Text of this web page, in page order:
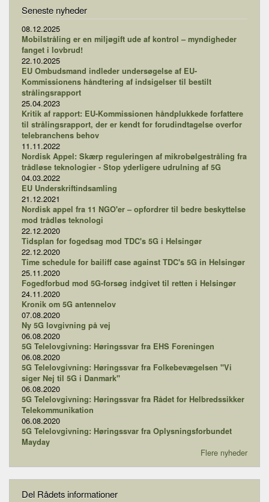
Seneste nyheder
08.12.2025
Mobilstråling er en miljøgift ude af kontrol – myndigheder
fanget i lovbrud!
22.10.2025
EU Ombudsmand indleder undersøgelse af EU-
Kommissionens håndtering af indsigelser til bestilt
strålingsrapport
25.04.2023
Kritik af rapport: EU-Kommissionen håndplukkede forfattere
til strålingsrapport, der er kendt for forudindtagelse overfor
telebranchens behov
11.11.2022
Nordisk Appel: Skærp reguleringen af mikrobølgestråling fra
trådløse teknologier - Stop yderligere udrulning af 5G
04.03.2022
EU Underskriftindsamling
21.12.2021
Nordisk appel fra 11 NGO'er – opfordrer til bedre beskyttelse
mod trådløs teknologi
22.12.2020
Tidsplan for fogedsag mod TDC's 5G i Helsingør
22.12.2020
Time schedule for bailiff case against TDC's 5G in Helsingør
25.11.2020
Fogedforbud mod 5G-forsøg indgivet til retten i Helsingør
24.11.2020
Kronik om 5G antennelov
07.08.2020
Ny 5G lovgivning på vej
06.08.2020
5G Telelovgivning: Høringssvar fra EHS Foreningen
06.08.2020
5G Telelovgivning: Høringssvar fra Folkebevægelsen "Vi
siger Nej til 5G i Danmark"
06.08.2020
5G Telelovgivning: Høringssvar fra Rådet for Helbredssikker
Telekommunikation
06.08.2020
5G Telelovgivning: Høringssvar fra Oplysningsforbundet
Mayday
Flere nyheder
Del Rådets informationer